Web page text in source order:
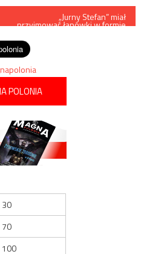
„Jurny Stefan” miał
przyjmować łapówki w formie
POLONIA
30
70
100